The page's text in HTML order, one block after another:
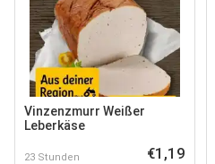
Vinzenzmurr Weißer
Leberkäse
23 Stunden €1,19